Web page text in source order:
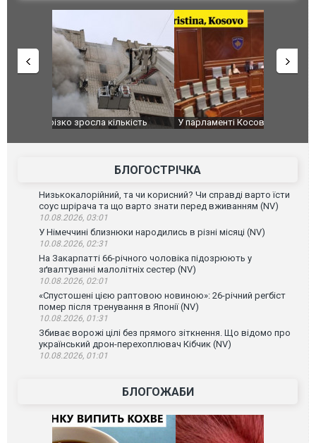
У парламенті Косово прем'єра закидали яйцями
Приїхав
до
зіркового
БЛОГОСТРІЧКА
Низькокалорійний, та чи корисний? Чи справді варто їсти
соус шрірача та що варто знати перед вживанням (NV)
10.08.2026, 03:01
У Німеччині близнюки народились в різні місяці (NV)
10.08.2026, 02:31
На Закарпатті 66-річного чоловіка підозрюють у
зґвалтуванні малолітніх сестер (NV)
10.08.2026, 02:01
«Спустошені цією раптовою новиною»: 26-річний регбіст
помер після тренування в Японії (NV)
10.08.2026, 01:31
Збиває ворожі цілі без прямого зіткнення. Що відомо про
український дрон-перехоплювач Кібчик (NV)
10.08.2026, 01:01
БЛОГОЖАБИ